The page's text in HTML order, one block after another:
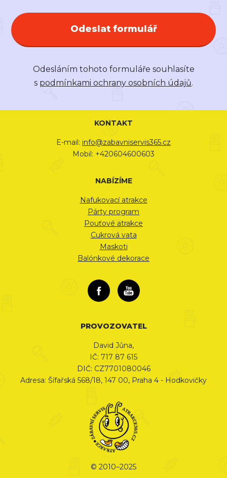
Odeslat formulář
Odesláním tohoto formuláře souhlasíte
s podmínkami ochrany osobních údajů.
KONTAKT
E-mail: info@zabavniservis365.cz
Mobil: +420604600603
NABÍZÍME
Nafukovací atrakce
Párty program
Pouťové atrakce
Cukrová vata
Maskoti
Balónkové dekorace
PROVOZOVATEL
David Jůna,
IČ: 717 87 615
DIČ: CZ7701080046
Adresa: Šífařská 568/18, 147 00, Praha 4 - Hodkovičky
© 2010–2025